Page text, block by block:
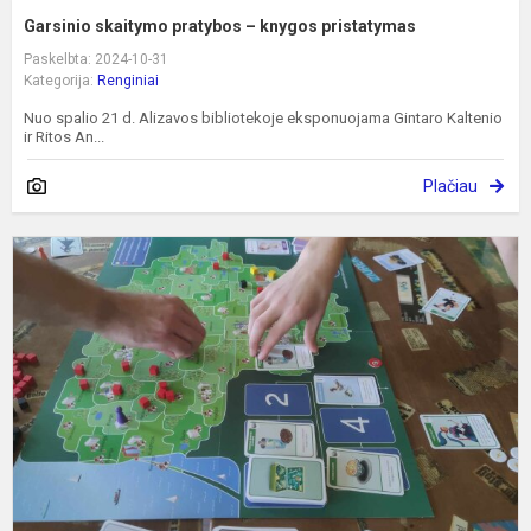
Garsinio skaitymo pratybos – knygos pristatymas
Paskelbta: 2024-10-31
Kategorija: Renginiai
Nuo spalio 21 d. Alizavos bibliotekoje eksponuojama Gintaro Kaltenio
ir Ritos An...
Plačiau